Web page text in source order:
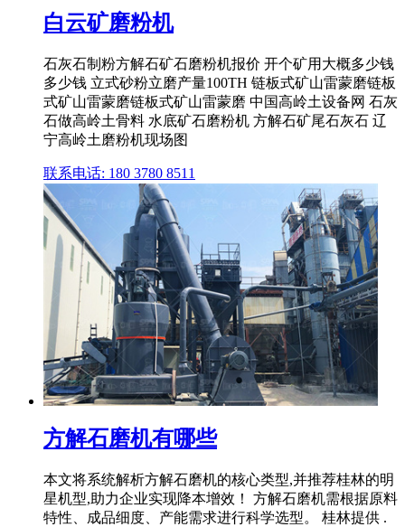
白云矿磨粉机
石灰石制粉方解石矿石磨粉机报价 开个矿用大概多少钱
多少钱 立式砂粉立磨产量100TH 链板式矿山雷蒙磨链板
式矿山雷蒙磨链板式矿山雷蒙磨 中国高岭土设备网 石灰
石做高岭土骨料 水底矿石磨粉机 方解石矿尾石灰石 辽
宁高岭土磨粉机现场图
联系电话: 180 3780 8511
方解石磨机有哪些
本文将系统解析方解石磨机的核心类型,并推荐桂林的明
星机型,助力企业实现降本增效！ 方解石磨机需根据原料
特性、成品细度、产能需求进行科学选型。 桂林提供 .